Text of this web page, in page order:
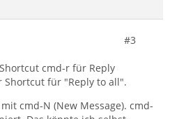
#3
cmd-r für Reply
Shortcut für "Reply to all".
cmd-N (New Message). cmd-